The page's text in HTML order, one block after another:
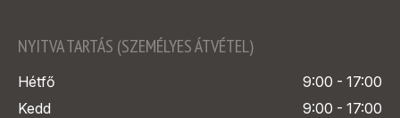
NYITVA TARTÁS (SZEMÉLYES ÁTVÉTEL)
Hétfő
9:00 - 17:00
Kedd
9:00 - 17:00